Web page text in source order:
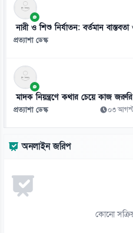
১১
হাসিনাকে এই সুযোগ ভারত কেন
০৭ আগস্ট
১২
জুলাই সনদ ও বিচার বিভাগের ইস্যুতে
পদত্যাগ
০৭ আগস্ট
১৩
শেখ হাসিনার রাজনৈতিক কর্মকাণ্ড
১৪
নারী ও শিশু নির্যাতন: বর্তমান
প্রত্যাশা ডেস্ক
মাদক নিয়ন্ত্রণে কথার চেয়ে কাজ জরুরি
প্রত্যাশা ডেস্ক ০৩
অনলাইন জরিপ
কোনো